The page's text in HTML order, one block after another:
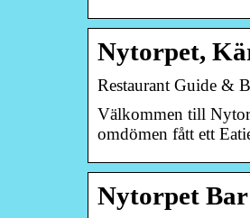
Nytorpet,
Restaurant Guide &
Välkommen till
omdömen fått ett
Nytorpet Bar